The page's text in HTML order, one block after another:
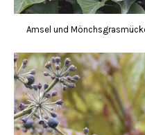
Amsel und